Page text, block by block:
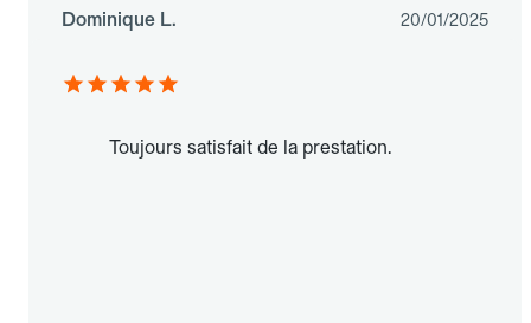
Dominique L. 20/01/2025
Toujours satisfait de la prestation.